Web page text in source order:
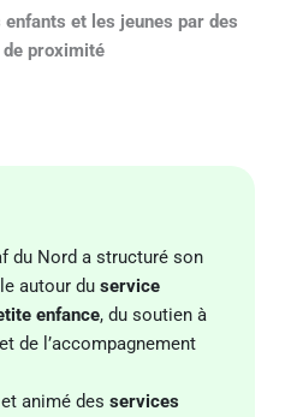
et les jeunes par des
proximité
du Nord a structuré son
autour du service
enfance, du soutien à
de l’accompagnement
animé des services